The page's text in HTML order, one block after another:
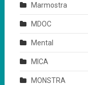
Marmostra
MDOC
Mental
MICA
MONSTRA